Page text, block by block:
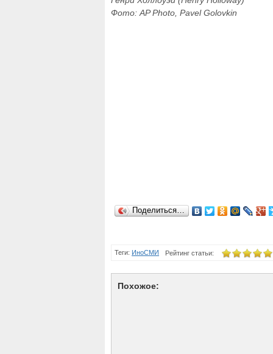
Фото: AP Photo, Pavel Golovkin
Поделиться…
Теги: ИноСМИ Рейтинг статьи:
Похожое: